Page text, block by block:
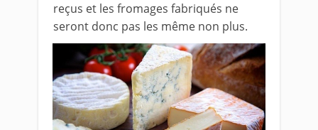
reçus et les fromages fabriqués ne
seront donc pas les même non plus.